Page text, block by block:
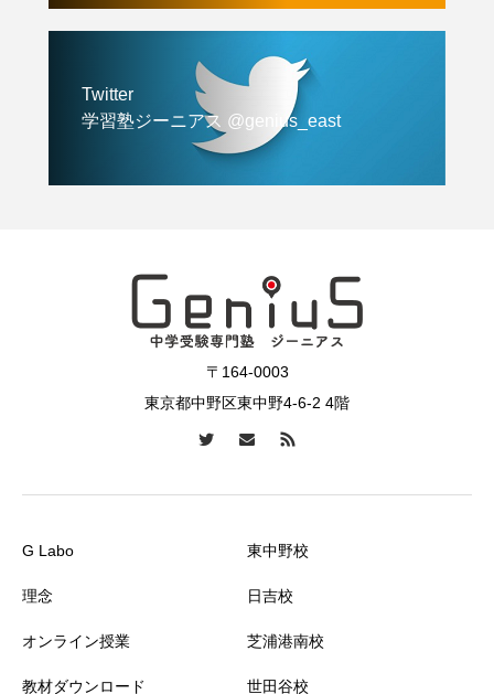
Twitter
学習塾ジーニアス @genius_east
〒164-0003
東京都中野区東中野4-6-2 4階
G Labo
理念
オンライン授業
教材ダウンロード
東中野校
日吉校
芝浦港南校
世田谷校